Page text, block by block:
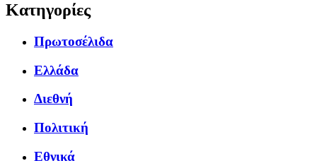
Κατηγορίες
Πρωτοσέλιδα
Ελλάδα
Διεθνή
Πολιτική
Εθνικά